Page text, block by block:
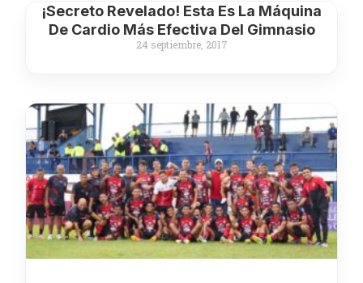
¡Secreto Revelado! Esta Es La Máquina
De Cardio Más Efectiva Del Gimnasio
24 septiembre, 2017